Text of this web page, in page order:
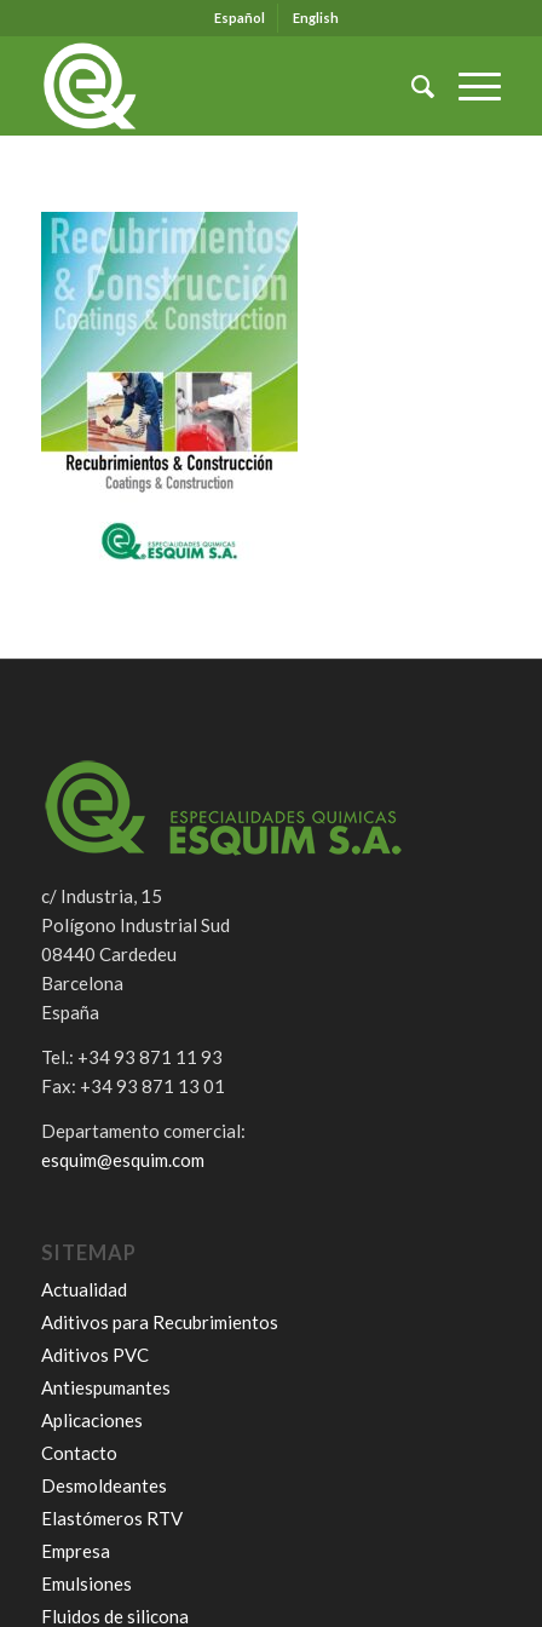
Español English
c/ Industria, 15
Polígono Industrial Sud
08440 Cardedeu
Barcelona
España
Tel.: +34 93 871 11 93
Fax: +34 93 871 13 01
Departamento comercial:
esquim@esquim.com
SITEMAP
Actualidad
Aditivos para Recubrimientos
Aditivos PVC
Antiespumantes
Aplicaciones
Contacto
Desmoldeantes
Elastómeros RTV
Empresa
Emulsiones
Fluidos de silicona